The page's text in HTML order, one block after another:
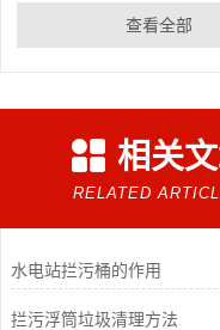
查看全部
相关
RELATED
水电站拦污桶的作用
拦污浮筒垃圾清理方法